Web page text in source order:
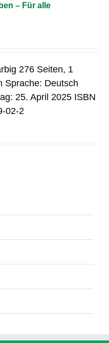
– Für alle
276 Seiten, 1
Sprache: Deutsch
25. April 2025 ISBN
02-2